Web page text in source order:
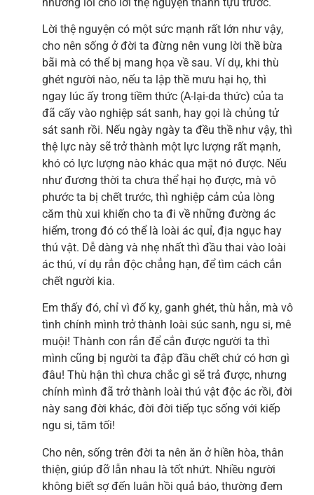
Lời thệ nguyện có một sức mạnh rất lớn như vậy,
cho nên sống ở đời ta đừng nên vung lời thề bừa
bãi mà có thể bị mang họa về sau. Ví dụ, khi thù
ghét người nào, nếu ta lập thề mưu hại họ, thì
ngay lúc ấy trong tiềm thức (A-lại-da thức) của ta
đã cấy vào nghiệp sát sanh, hay gọi là chủng tử
sát sanh rồi. Nếu ngày ngày ta đều thề như vậy, thì
thệ lực này sẽ trở thành một lực lượng rất mạnh,
khó có lực lượng nào khác qua mặt nó được. Nếu
như đương thời ta chưa thể hại họ được, mà vô
phước ta bị chết trước, thì nghiệp cảm của lòng
căm thù xui khiến cho ta đi về những đường ác
hiểm, trong đó có thể là loài ác quỉ, địa ngục hay
thú vật. Dễ dàng và nhẹ nhất thì đầu thai vào loài
ác thú, ví dụ rắn độc chẳng hạn, để tìm cách cắn
chết người kia.
Em thấy đó, chỉ vì đố kỵ, ganh ghét, thù hằn, mà vô
tình chính mình trở thành loài súc sanh, ngu si, mê
muội! Thành con rắn để cắn được người ta thì
mình cũng bị người ta đập đầu chết chứ có hơn gì
đâu! Thù hận thì chưa chắc gì sẽ trả được, nhưng
chính mình đã trở thành loài thú vật độc ác rồi, đời
này sang đời khác, đời đời tiếp tục sống với kiếp
ngu si, tăm tối!
Cho nên, sống trên đời ta nên ăn ở hiền hòa, thân
thiện, giúp đỡ lẫn nhau là tốt nhứt. Nhiều người
không biết sợ đến luân hồi quả báo, thường đem